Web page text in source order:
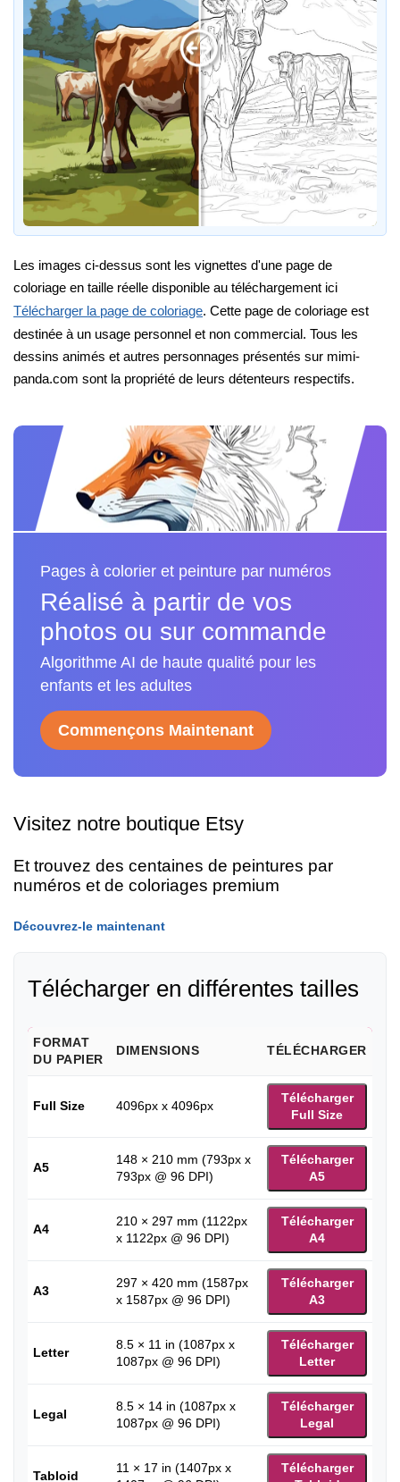
Les images ci-dessus sont les vignettes d'une page de
coloriage en taille réelle disponible au téléchargement ici
Télécharger la page de coloriage. Cette page de coloriage est
destinée à un usage personnel et non commercial. Tous les
dessins animés et autres personnages présentés sur mimi-
panda.com sont la propriété de leurs détenteurs respectifs.
Pages à colorier et peinture par numéros
Réalisé à partir de vos
photos ou sur commande
Algorithme AI de haute qualité pour les
enfants et les adultes
Commençons Maintenant
Visitez notre boutique Etsy
Et trouvez des centaines de peintures par
numéros et de coloriages premium
Découvrez-le maintenant
Télécharger en différentes tailles
FORMAT
DU PAPIER
DIMENSIONS TÉLÉCHARGER
Full Size 4096px x 4096px
Télécharger
Full Size
A5
148 × 210 mm (793px x
793px @ 96 DPI)
Télécharger
A5
A4
210 × 297 mm (1122px
x 1122px @ 96 DPI)
Télécharger
A4
A3
297 × 420 mm (1587px
x 1587px @ 96 DPI)
Télécharger
A3
Letter
8.5 × 11 in (1087px x
1087px @ 96 DPI)
Télécharger
Letter
Legal
8.5 × 14 in (1087px x
1087px @ 96 DPI)
Télécharger
Legal
Tabloid
11 × 17 in (1407px x
Télécharger